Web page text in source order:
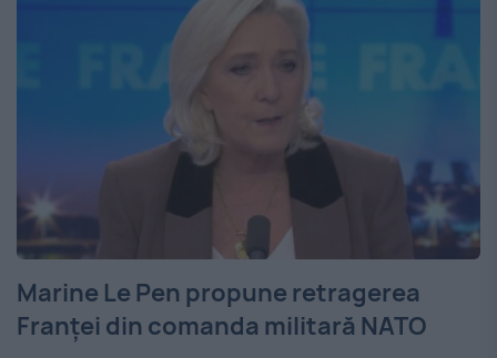
Marine Le Pen propune retragerea
Franței din comanda militară NATO